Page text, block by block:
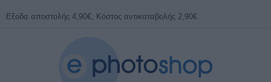
Εξοδα αποστολής 4,90€, Κόστος αντικαταβολής 2,90€